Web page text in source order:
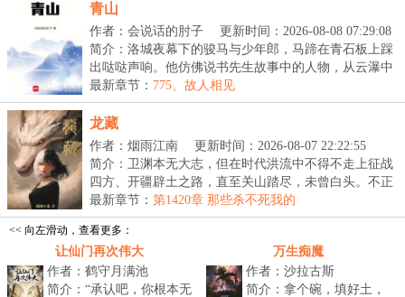
青山
作者：会说话的肘子
更新时间：2026-08-08 07:29:08
简介：洛城夜幕下的骏马与少年郎，马蹄在青石板上踩
出哒哒声响。他仿佛说书先生故事中的人物，从云瀑中
来...
最新章节： 775、故人相见
龙藏
作者：烟雨江南
更新时间：2026-08-07 22:22:55
简介：卫渊本无大志，但在时代洪流中不得不走上征战
四方、开疆辟土之路，直至关山踏尽，未曾白头。不正
经...
最新章节： 第1420章 那些杀不死我的
<< 向左滑动，查看更多：
让仙门再次伟大
作者：鹤守月满池
简介：“承认吧，你根本无
万生痴魔
作者：沙拉古斯
简介：拿个碗，填好土，